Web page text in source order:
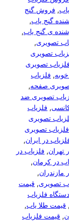
گنج
یاب,
یاب,
,
تصویری
صفحه,
ضد
فلزیاب
ایران,
, فلزیاب در
,
, قیمت
یاب ,
فلزیاب